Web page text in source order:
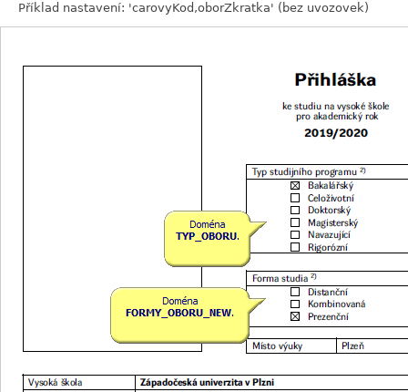
Příklad nastavení: 'carovyKod,oborZkratka' (bez uvozovek)